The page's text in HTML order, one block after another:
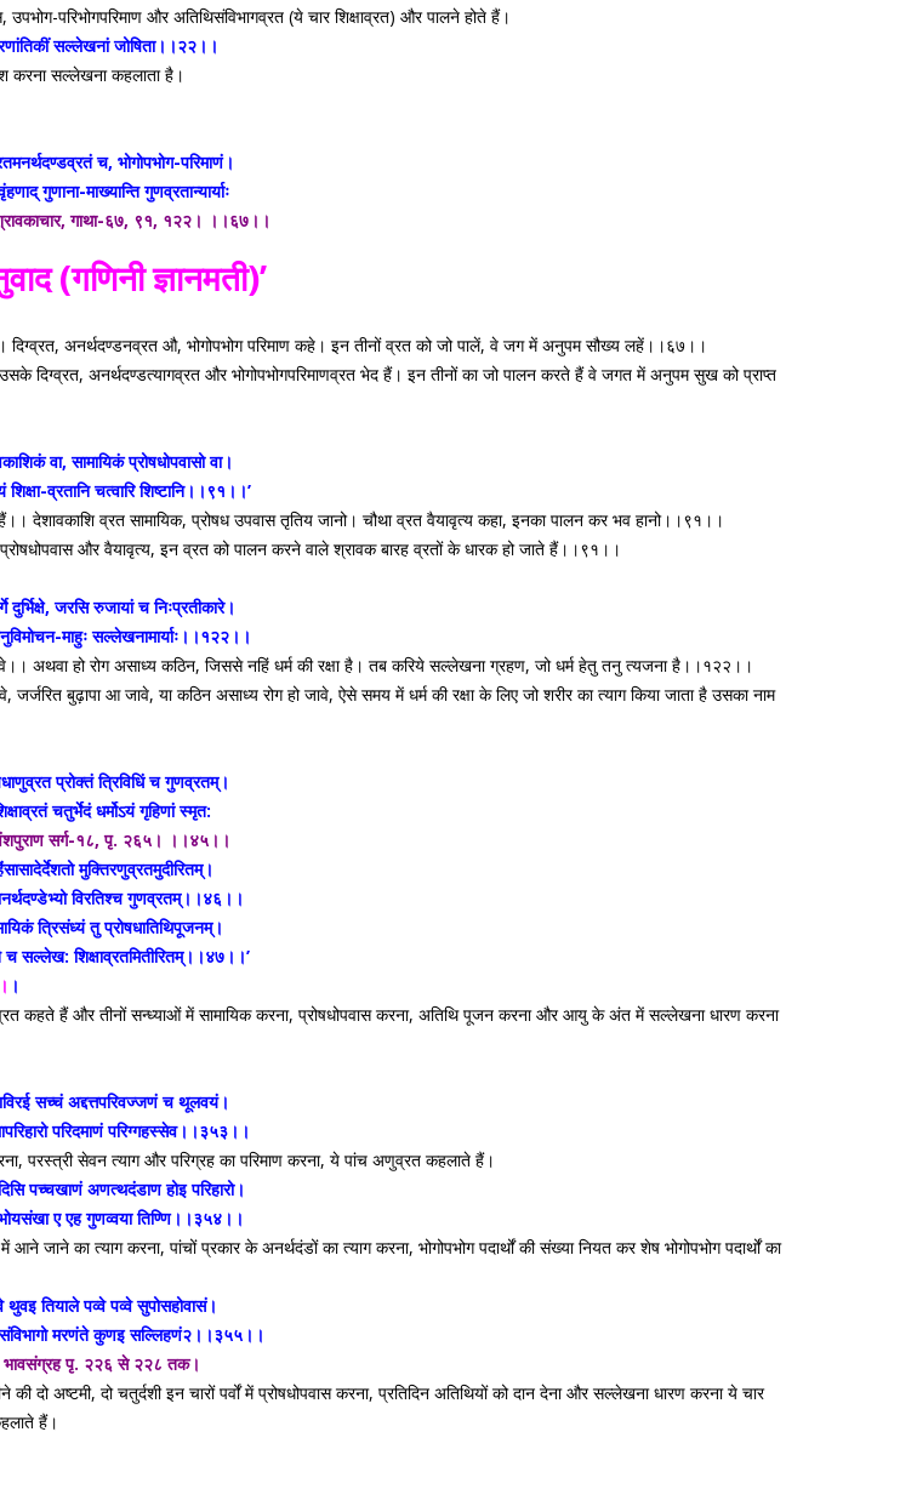
परिभोगपरिमाण और अतिथिसंविभागव्रत (ये चार शिक्षाव्रत) और पालने होते हैं।
सल्लेखनां जोषिता।।२२।।
करना सल्लेखना कहलाता है।
च, भोगोपभोग-परिमाणं।
गुणाना-माख्यान्ति गुणव्रतान्यार्याः
गाथा-६७, ९१, १२२। ।।६७।।
(गणिनी ज्ञानमती)’
अनर्थदण्डनव्रत औ, भोगोपभोग परिमाण कहे। इन तीनों व्रत को जो पालें, वे जग में अनुपम सौख्य लहें।।६७।।
अनर्थदण्डत्यागव्रत और भोगोपभोगपरिमाणव्रत भेद हैं। इन तीनों का जो पालन करते हैं वे जगत में अनुपम सुख को प्राप्त
वा, सामायिकं प्रोषधोपवासो वा।
शिक्षा-व्रतानि चत्वारि शिष्टानि।।९१।।’
देशावकाशि व्रत सामायिक, प्रोषध उपवास तृतिय जानो। चौथा व्रत वैयावृत्य कहा, इनका पालन कर भव हानो।।९१।।
और वैयावृत्य, इन व्रत को पालन करने वाले श्रावक बारह व्रतों के धारक हो जाते हैं।।९१। ।
दुर्भिक्षे, जरसि रुजायां च निःप्रतीकारे।
माहुः सल्लेखनामार्याः।।१२२।।
अथवा हो रोग असाध्य कठिन, जिससे नहिं धर्म की रक्षा है। तब करिये सल्लेखना ग्रहण, जो धर्म हेतु तनु त्यजना है।।१२२।।
बुढ़ापा आ जावे, या कठिन असाध्य रोग हो जावे, ऐसे समय में धर्म की रक्षा के लिए जो शरीर का त्याग किया जाता है उसका नाम
प्रोक्तं त्रिविधिं च गुणव्रतम्।
चतुर्भेदं धर्मोऽयं गृहिणां स्मृत:
सर्ग-१८, पृ. २६५। ।।४५।।
मुक्तिरणुव्रतमुदीरितम्।
विरतिश्च गुणव्रतम्।।४६।।
त्रिसंध्यं तु प्रोषधातिथिपूजनम्।
सल्लेख: शिक्षाव्रतमितीरितम्।।४७।।’
।
कहते हैं और तीनों सन्ध्याओं में सामायिक करना, प्रोषधोपवास करना, अतिथि पूजन करना और आयु के अंत में सल्लेखना धारण करना
सच्चं अद्दत्तपरिवज्जणं च थूलवयं।
परिदमाणं परिग्गहस्सेव।।३५३।।
परस्त्री सेवन त्याग और परिग्रह का परिमाण करना, ये पांच अणुव्रत कहलाते हैं।
पच्चखाणं अणत्थदंडाण होइ परिहारो।
ए एह गुणव्वया तिण्णि।।३५४।।
का त्याग करना, पांचों प्रकार के अनर्थदंडों का त्याग करना, भोगोपभोग पदार्थों की संख्या नियत कर शेष भोगोपभोग पदार्थों का
थुवइ तियाले पव्वे पव्वे सुपोसहोवासं।
मरणंते कुणइ सल्लिहणं२।।३५५।।
भावसंग्रह पृ. २२६ से २२८ तक।
दो अष्टमी, दो चतुर्दशी इन चारों पर्वों में प्रोषधोपवास करना, प्रतिदिन अतिथियों को दान देना और सल्लेखना धारण करना ये चार
हैं।